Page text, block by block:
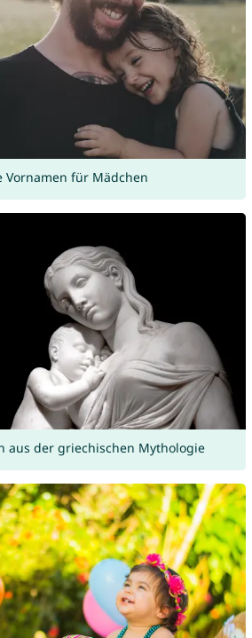
Vornamen für Mädchen
aus der griechischen Mythologie